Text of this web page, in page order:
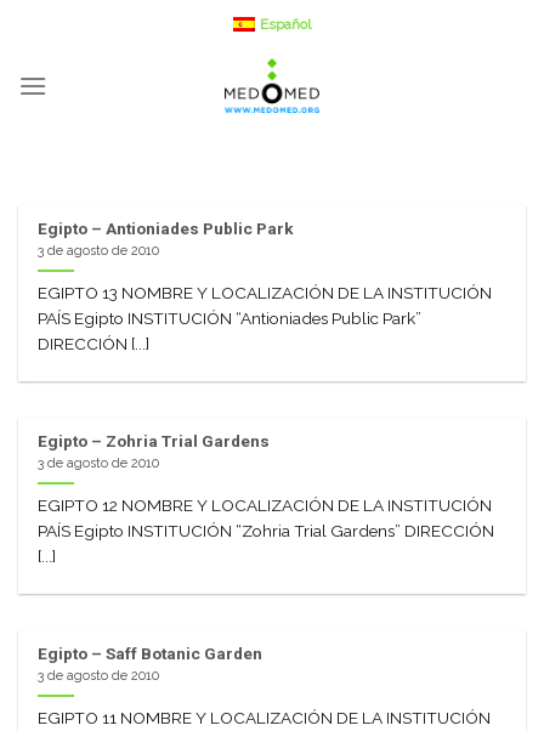
contenido
Español
Egipto – Antioniades Public Park
3 de agosto de 2010
EGIPTO 13 NOMBRE Y LOCALIZACIÓN DE LA INSTITUCIÓN
PAÍS Egipto INSTITUCIÓN “Antioniades Public Park”
DIRECCIÓN [...]
Egipto – Zohria Trial Gardens
3 de agosto de 2010
EGIPTO 12 NOMBRE Y LOCALIZACIÓN DE LA INSTITUCIÓN
PAÍS Egipto INSTITUCIÓN “Zohria Trial Gardens” DIRECCIÓN
[...]
Egipto – Saff Botanic Garden
3 de agosto de 2010
EGIPTO 11 NOMBRE Y LOCALIZACIÓN DE LA INSTITUCIÓN